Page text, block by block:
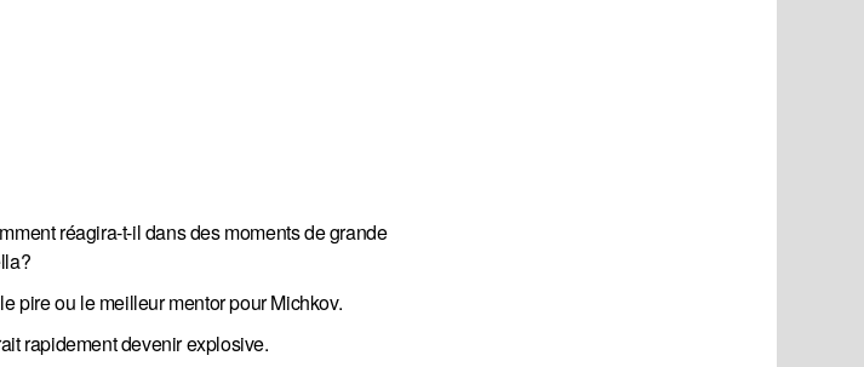
réagira-t-il dans des moments de grande
pire ou le meilleur mentor pour Michkov.
rapidement devenir explosive.